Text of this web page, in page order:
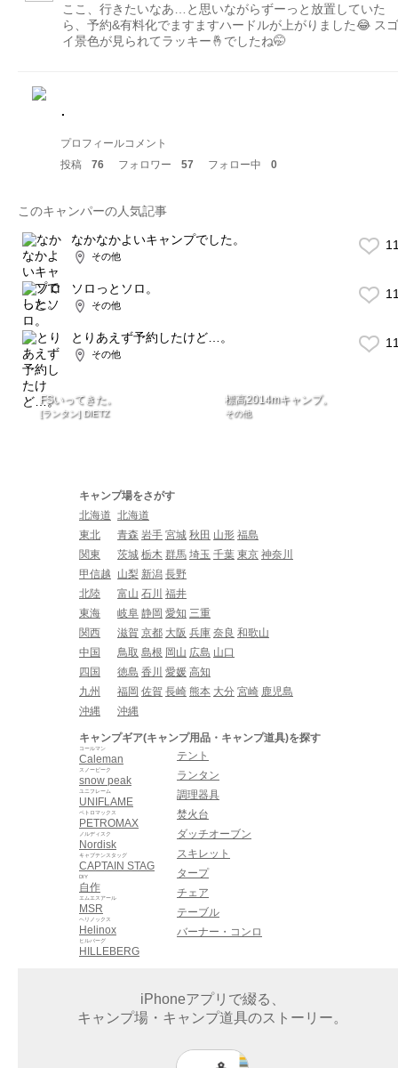
ここ、行きたいなあ…と思いながらずーっと放置していた
ら、予約&有料化でますますハードルが上がりました😂 スゴ
イ景色が見られてラッキー🤞でしたね🤭
.
プロフィールコメント
投稿
76 フォロワー 57 フォロー中 0
このキャンパーの人気記事
なかなかよいキャンプでした。
その他
ソロっとソロ。
その他
とりあえず予約したけど…。
その他
FSいってきた。
[ランタン] DIETZ
標高2014mキャンプ。
その他
キャンプ場をさがす
北海道 北海道
東北
青森 岩手 宮城 秋田 山形 福島
関東
茨城 栃木 群馬 埼玉 千葉 東京 神奈川
甲信越
山梨 新潟 長野
北陸
富山 石川 福井
東海
岐阜 静岡 愛知 三重
関西
滋賀 京都 大阪 兵庫 奈良 和歌山
中国
鳥取 島根 岡山 広島 山口
四国
徳島 香川 愛媛 高知
九州
福岡 佐賀 長崎 熊本 大分 宮崎 鹿児島
沖縄
沖縄
キャンプギア(キャンプ用品・キャンプ道具)を探す
Caleman
コールマン
snow peak
スノーピーク
UNIFLAME
ユニフレーム
PETROMAX
ペトロマックス
Nordisk
ノルディスク
CAPTAIN STAG
キャプテンスタッグ
自作
DIY
MSR
エムエスアール
Helinox
ヘリノックス
HILLEBERG
ヒルバーグ
テント
ランタン
調理器具
焚火台
ダッチオーブン
スキレット
タープ
チェア
テーブル
バーナー・コンロ
iPhoneアプリで綴る、
キャンプ場・キャンプ道具のストーリー。